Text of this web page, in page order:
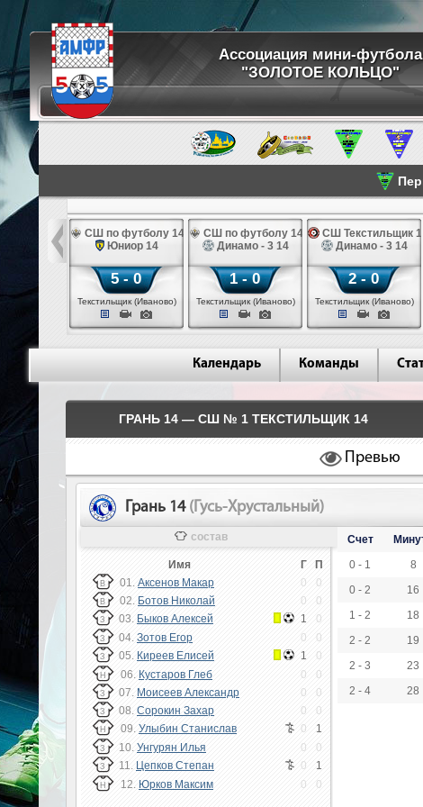
Ассоциация мини-футбола
"ЗОЛОТОЕ КОЛЬЦО"
РППК 14
14
СШ по футболу 14
Юниор 14
5 - 0
Текстильщик (Иваново)
СШ по футболу 14
Динамо - 3 14
1 - 0
Текстильщик (Иваново)
СШ Текстильщик 14
Динамо - 3 14
2 - 0
Текстильщик (Иваново)
Календарь Команды
ГРАНЬ 14 — СШ № 1 ТЕКСТИЛЬЩИК 14
Превью
Грань 14 (Гусь-Хрустальный)
состав
Имя Г П
В 01. Аксенов Макар 0 0
В 02. Ботов Николай 0 0
З 03. Быков Алексей 1 0
З 04. Зотов Егор 0 0
З 05. Киреев Елисей 1 0
Н 06. Кустаров Глеб 0 0
З 07. Моисеев Александр 0 0
З 08. Сорокин Захар 0 0
Н 09. Улыбин Станислав 0 1
З 10. Унгурян Илья 0 0
З 11. Цепков Степан 0 1
Н 12. Юрков Максим 0 0
Счет
0 - 1
8
0 - 2
16
1 - 2
18
2 - 2
19
2 - 3
23
2 - 4
28